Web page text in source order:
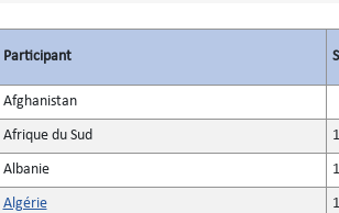
Participant
Afghanistan
Afrique du Sud
Albanie
Algérie